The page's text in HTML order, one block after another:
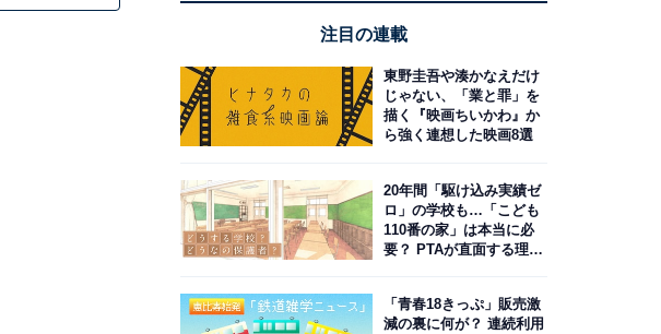
注目の連載
東野圭吾や湊かなえだけ
じゃない、「業と罪」を
描く『映画ちいかわ』か
ら強く連想した映画8選
20年間「駆け込み実績ゼ
ロ」の学校も…「こども
110番の家」は本当に必
要？ PTAが直面する理想
「青春18きっぷ」販売激
減の裏に何が？ 連続利用